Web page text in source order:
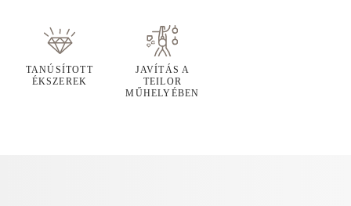
TANÚSÍTOTT
ÉKSZEREK
JAVÍTÁS A
TEILOR
MŰHELYÉBEN